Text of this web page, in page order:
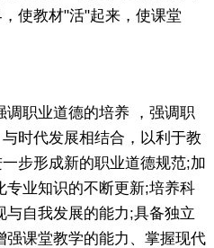
使教材"活"起来，使课堂
职业道德的培养 ，强调职
时代发展相结合，以利于教
步形成新的职业道德规范;加
业知识的不断更新;培养科
自我发展的能力;具备独立
课堂教学的能力、掌握现代